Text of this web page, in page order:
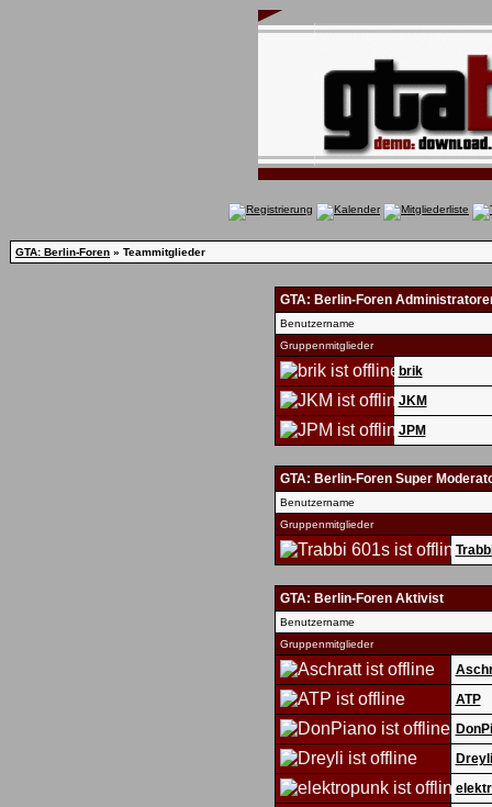
GTA: Berlin-Foren » Teammitglieder
GTA: Berlin-Foren
Benutzername
Gruppenmitglieder
brik
JKM
JPM
GTA: Berlin-Foren Super
Benutzername
Gruppenmitglieder
GTA: Berlin-Foren Aktivist
Benutzername
Gruppenmitglieder
ATP
Dreyli